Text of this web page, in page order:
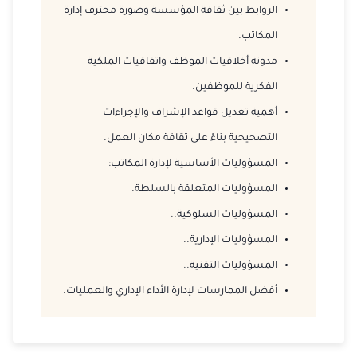
الروابط بين ثقافة المؤسسة وصورة محترف إدارة
المكاتب.
مدونة أخلاقيات الموظف واتفاقيات الملكية
الفكرية للموظفين.
أهمية تعديل قواعد الإشراف والإجراءات
التصحيحية بناءً على ثقافة مكان العمل.
المسؤوليات الأساسية لإدارة المكاتب:
المسؤوليات المتعلقة بالسلطة.
المسؤوليات السلوكية..
المسؤوليات الإدارية..
المسؤوليات التقنية..
أفضل الممارسات لإدارة الأداء الإداري والعمليات.